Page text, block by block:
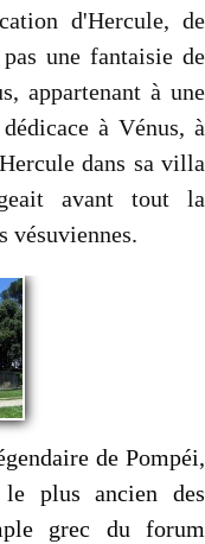
d'Hercule, de
une fantaisie de
appartenant à une
à Vénus, à
dans sa villa
avant tout la
vésuviennes.
de Pompéi,
plus ancien des
grec du forum